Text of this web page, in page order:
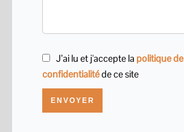
J’ai lu et j'accepte la politique de
confidentialitéde ce site
ENVOYER